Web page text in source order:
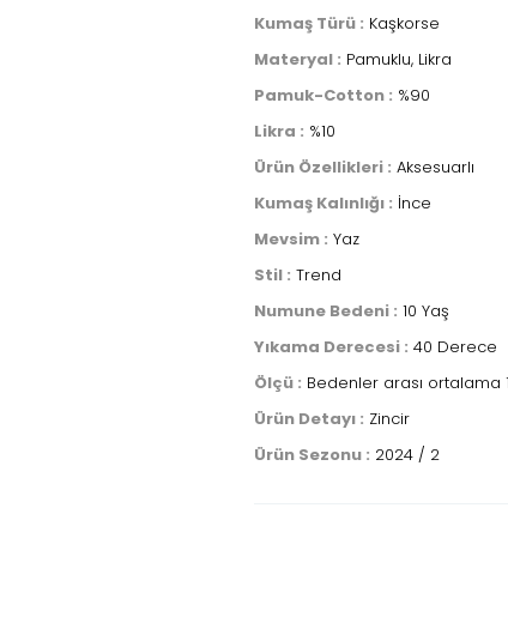
Kumaş Türü : Kaşkorse
Materyal : Pamuklu, Likra
Pamuk-Cotton : %90
Likra : %10
Ürün Özellikleri : Aksesuarlı
Kumaş Kalınlığı : İnce
Mevsim : Yaz
Stil : Trend
Numune Bedeni : 10 Yaş
Yıkama Derecesi : 40 Derece
Ölçü : Bedenler arası ortalama
Ürün Detayı : Zincir
Ürün Sezonu : 2024 / 2